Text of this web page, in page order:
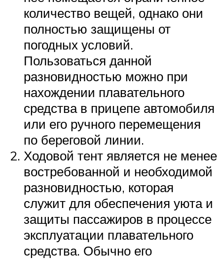
количество вещей, однако они
полностью защищены от
погодных условий.
Пользоваться данной
разновидностью можно при
нахождении плавательного
средства в прицепе автомобиля
или его ручного перемещения
по береговой линии.
Ходовой тент является не менее
востребованной и необходимой
разновидностью, которая
служит для обеспечения уюта и
защиты пассажиров в процессе
эксплуатации плавательного
средства. Обычно его